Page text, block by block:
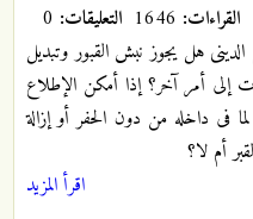
القراءات: التعليقات:
هل یجوز نبش القبور وتبدیل
إلی أمر آخر؟ إذا أمکن الإطلاع
فی داخله من دون الحفر أو إزالة
أم لا؟
اقرأ المزيد